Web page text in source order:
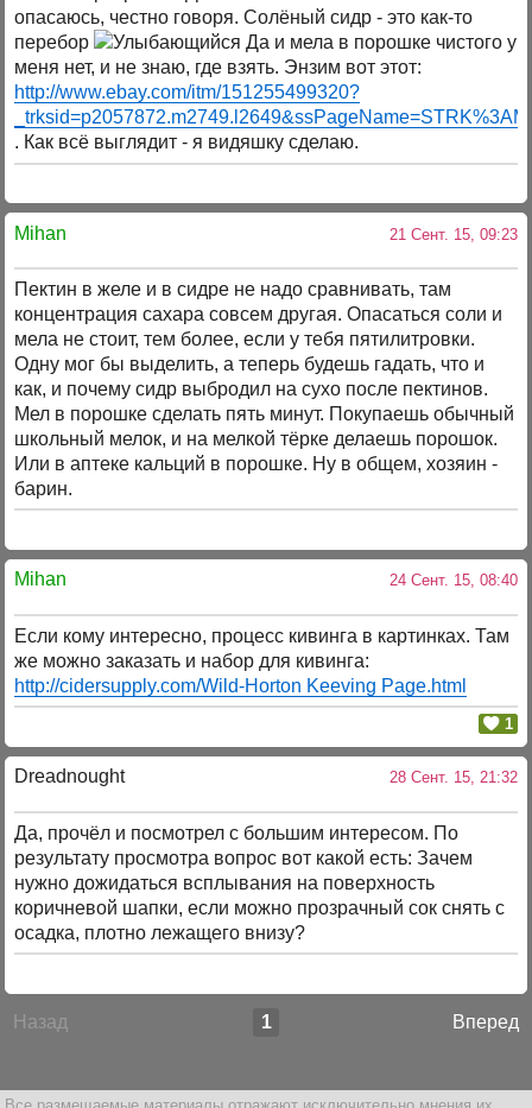
опасаюсь, честно говоря. Солёный сидр - это как-то
перебор
Да и мела в порошке чистого у
меня нет, и не знаю, где взять. Энзим вот этот:
http://www.ebay.com/itm/151255499320?
. Как всё выглядит - я видяшку сделаю.
Mihan 21 Сент. 15, 09:23
Пектин в желе и в сидре не надо сравнивать, там
концентрация сахара совсем другая. Опасаться соли и
мела не стоит, тем более, если у тебя пятилитровки.
Одну мог бы выделить, а теперь будешь гадать, что и
как, и почему сидр выбродил на сухо после пектинов.
Мел в порошке сделать пять минут. Покупаешь обычный
школьный мелок, и на мелкой тёрке делаешь порошок.
Или в аптеке кальций в порошке. Ну в общем, хозяин -
барин.
Mihan 24 Сент. 15, 08:40
Если кому интересно, процесс кивинга в картинках. Там
же можно заказать и набор для кивинга:
http://cidersupply.com/Wild-Horton Keeving Page.html
1
Dreadnought 28 Сент. 15, 21:32
Да, прочёл и посмотрел с большим интересом. По
результату просмотра вопрос вот какой есть: Зачем
нужно дожидаться всплывания на поверхность
коричневой шапки, если можно прозрачный сок снять с
осадка, плотно лежащего внизу?
Назад Вперед
1